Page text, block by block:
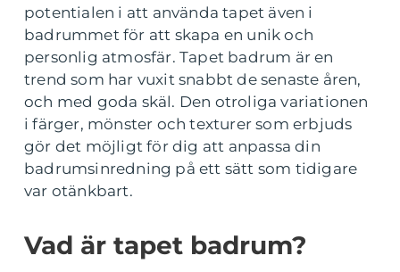
potentialen i att använda tapet även i
badrummet för att skapa en unik och
personlig atmosfär. Tapet badrum är en
trend som har vuxit snabbt de senaste åren,
och med goda skäl. Den otroliga variationen
i färger, mönster och texturer som erbjuds
gör det möjligt för dig att anpassa din
badrumsinredning på ett sätt som tidigare
var otänkbart.
Vad är tapet badrum?